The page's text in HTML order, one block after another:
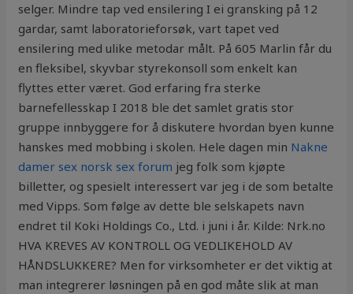
selger. Mindre tap ved ensilering I ei gransking på 12
gardar, samt laboratorieforsøk, vart tapet ved
ensilering med ulike metodar målt. På 605 Marlin får du
en fleksibel, skyvbar styrekonsoll som enkelt kan
flyttes etter været. God erfaring fra sterke
barnefellesskap I 2018 ble det samlet gratis stor
gruppe innbyggere for å diskutere hvordan byen kunne
hanskes med mobbing i skolen. Hele dagen min Nakne
damer sex norsk sex forum jeg folk som kjøpte
billetter, og spesielt interessert var jeg i de som betalte
med Vipps. Som følge av dette ble selskapets navn
endret til Koki Holdings Co., Ltd. i juni i år. Kilde: Nrk.no
HVA KREVES AV KONTROLL OG VEDLIKEHOLD AV
HÅNDSLUKKERE? Men for virksomheter er det viktig at
man integrerer løsningen på en god måte slik at man